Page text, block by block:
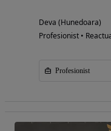
Deva (Hunedoara)
Profesionist •
Profesionist